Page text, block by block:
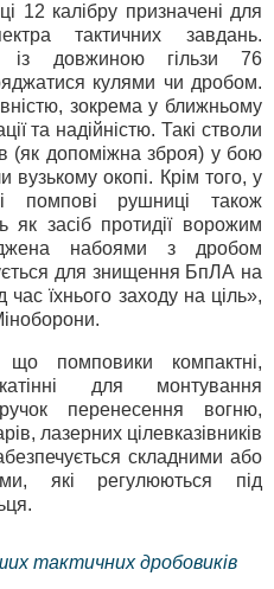
12 калібру призначені для
тактичних завдань.
із довжиною гільзи 76
кулями чи дробом.
зокрема у ближньому
та надійністю. Такі стволи
(як допоміжна зброя) у бою
вузькому окопі. Крім того, у
помпові рушниці також
як засіб протидії ворожим
набоями з дробом
для знищення БпЛА на
час їхнього заходу на ціль»,
що помповики компактні,
для монтування
перенесення вогню,
лазерних цілевказівників
складними або
які регулюються під
тактичних дробовиків